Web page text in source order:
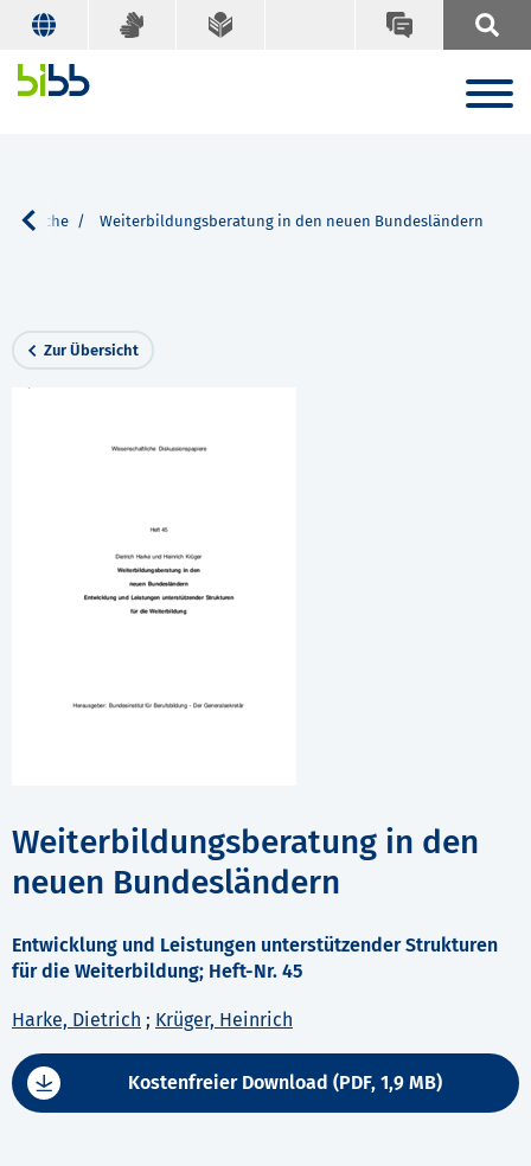
Suche Weiterbildungsberatung in den neuen Bundesländern
Zur Übersicht
Weiterbildungsberatung in den
neuen Bundesländern
Entwicklung und Leistungen unterstützender Strukturen
für die Weiterbildung; Heft-Nr. 45
Harke, Dietrich ; Krüger, Heinrich
Kostenfreier Download (PDF, 1,9 MB)